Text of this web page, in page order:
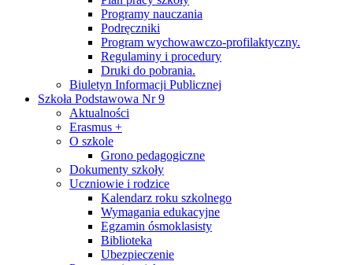
Programy nauczania
Podręczniki
Program wychowawczo-profilaktyczny.
Regulaminy i procedury
Druki do pobrania.
Biuletyn Informacji Publicznej
Szkoła Podstawowa Nr 9
Aktualności
Erasmus +
O szkole
Grono pedagogiczne
Dokumenty szkoły
Uczniowie i rodzice
Kalendarz roku szkolnego
Wymagania edukacyjne
Egzamin ósmoklasisty
Biblioteka
Ubezpieczenie